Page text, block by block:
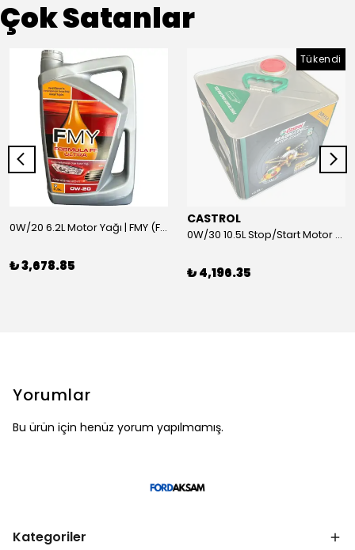
Çok Satanlar
0W/20 6.2L Motor Yağı | FMY (Ford Motor Yağları)
₺ 3,678.85
Tükendi
CASTROL
0W/30 10.5L Stop/Start Motor Yağı | CASTROL
₺ 4,196.35
Yorumlar
Bu ürün için henüz yorum yapılmamış.
Kategoriler